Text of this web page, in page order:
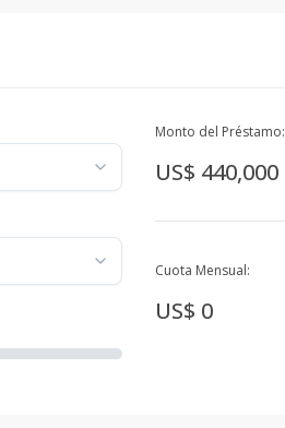
Monto del Préstamo:
US$ 440,000
Cuota Mensual:
US$ 0